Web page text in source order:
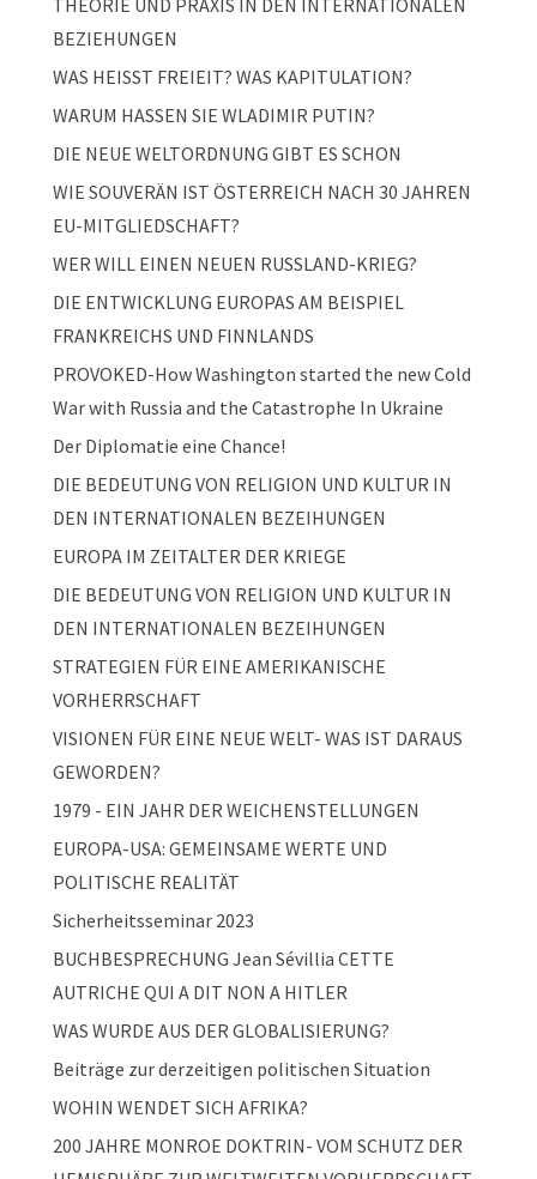
THEORIE UND PRAXIS IN DEN INTERNATIONALEN
BEZIEHUNGEN
WAS HEISST FREIEIT? WAS KAPITULATION?
WARUM HASSEN SIE WLADIMIR PUTIN?
DIE NEUE WELTORDNUNG GIBT ES SCHON
WIE SOUVERÄN IST ÖSTERREICH NACH 30 JAHREN
EU-MITGLIEDSCHAFT?
WER WILL EINEN NEUEN RUSSLAND-KRIEG?
DIE ENTWICKLUNG EUROPAS AM BEISPIEL
FRANKREICHS UND FINNLANDS
PROVOKED-How Washington started the new Cold
War with Russia and the Catastrophe In Ukraine
Der Diplomatie eine Chance!
DIE BEDEUTUNG VON RELIGION UND KULTUR IN
DEN INTERNATIONALEN BEZEIHUNGEN
EUROPA IM ZEITALTER DER KRIEGE
DIE BEDEUTUNG VON RELIGION UND KULTUR IN
DEN INTERNATIONALEN BEZEIHUNGEN
STRATEGIEN FÜR EINE AMERIKANISCHE
VORHERRSCHAFT
VISIONEN FÜR EINE NEUE WELT- WAS IST DARAUS
GEWORDEN?
1979 - EIN JAHR DER WEICHENSTELLUNGEN
EUROPA-USA: GEMEINSAME WERTE UND
POLITISCHE REALITÄT
Sicherheitsseminar 2023
BUCHBESPRECHUNG Jean Sévillia CETTE
AUTRICHE QUI A DIT NON A HITLER
WAS WURDE AUS DER GLOBALISIERUNG?
Beiträge zur derzeitigen politischen Situation
WOHIN WENDET SICH AFRIKA?
200 JAHRE MONROE DOKTRIN- VOM SCHUTZ DER